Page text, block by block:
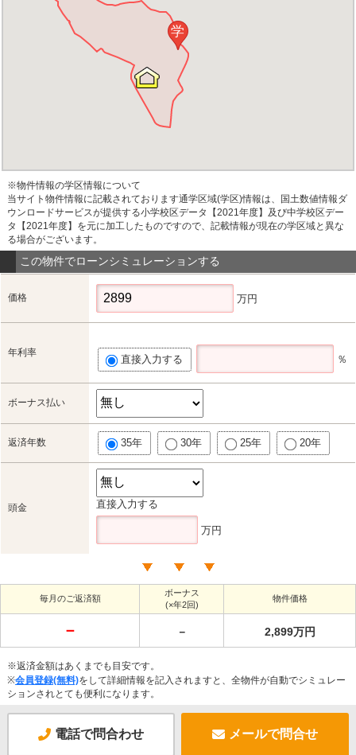
学
※物件情報の学区情報について
当サイト物件情報に記載されております通学区域(学区)情報は、国土数値情報ダ
ウンロードサービスが提供する小学校区データ【2021年度】及び中学校区デー
タ【2021年度】を元に加工したものですので、記載情報が現在の学区域と異な
る場合がございます。
この物件でローンシミュレーションする
価格 万円
年利率
直接入力する ％
ボーナス払い
返済年数 35年 30年 25年 20年
頭金 直接入力する
万円
毎月のご返済額
ボーナス
(×年2回)
物件価格
－ － 2,899万円
※返済金額はあくまでも目安です。
※会員登録(無料)をして詳細情報を記入されますと、全物件が自動でシミュレー
ションされとても便利になります。
電話で問合わせ メールで問合せ